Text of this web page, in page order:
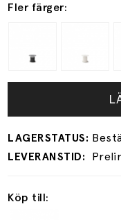
Fler färger:
Köp till: